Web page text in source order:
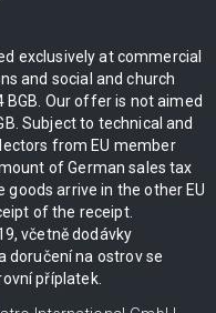
exclusively at commercial
and social and church
Our offer is not aimed
Subject to technical and
from EU member
of German sales tax
arrive in the other EU
of the receipt.
včetně dodávky
doručení na ostrov se
příplatek.